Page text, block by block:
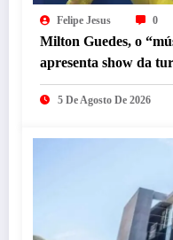
Felipe Jesus 0
Milton Guedes, o
apresenta show da
em BH
5 De Agosto De 2026